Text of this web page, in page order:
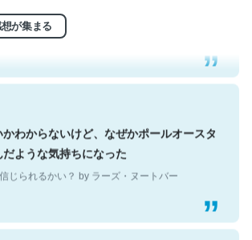
が集まる
じられるかい？ by ラーズ・ヌートバー
わからないけど、なぜかポールオースタ
だような気持ちになった